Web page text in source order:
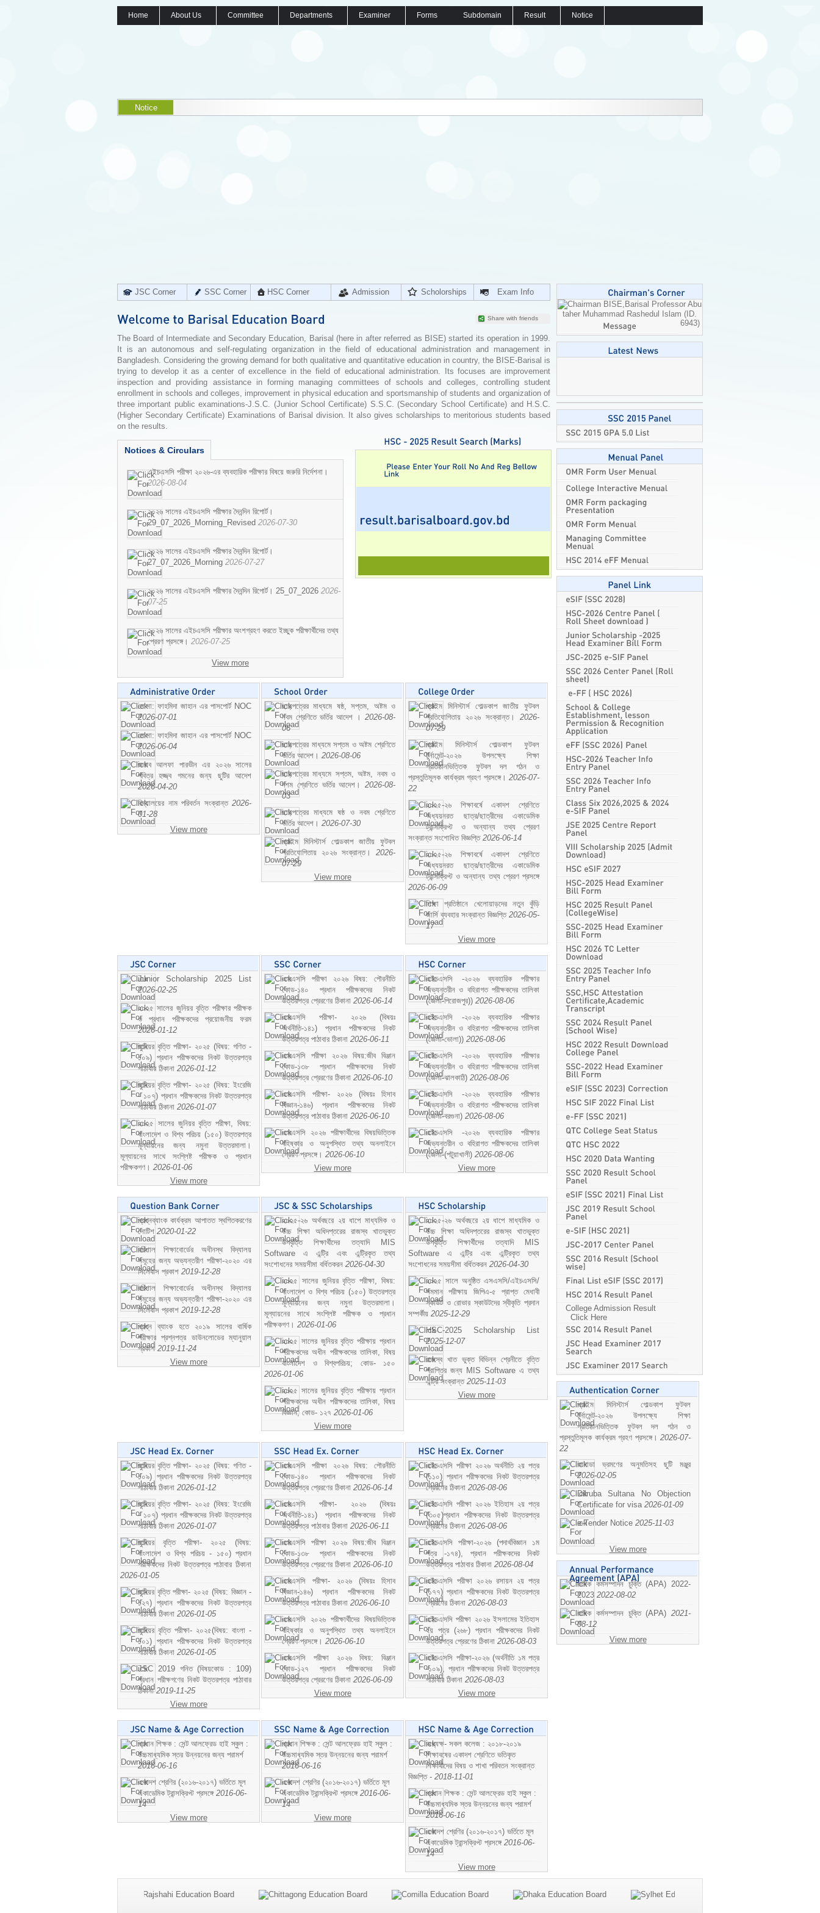
Home About Us Committee Departments Examiner Forms Subdomain Result Notice
Notice
JSC Corner SSC Corner HSC Corner Admission Scholorships Exam Info
Share with friends
The Board of Intermediate and Secondary Education, Barisal (here in after referred as BISE) started its operation in 1999.
It is an autonomous and self-regulating organization in the field of educational administration and management in
Bangladesh. Considering the growing demand for both qualitative and quantitative education in country, the BISE-Barisal is
trying to develop it as a center of excellence in the field of educational administration. Its focuses are improvement
inspection and providing assistance in forming managing committees of schools and colleges, controlling student
enrollment in schools and colleges, improvement in physical education and sportsmanship of students and organization of
three important public examinations-J.S.C. (Junior School Certificate) S.S.C. (Secondary School Certificate) and H.S.C.
(Higher Secondary Certificate) Examinations of Barisal division. It also gives scholarships to meritorious students based
on the results.
Notices & Circulars
এইচএসসি পরীক্ষা ২০২৬-এর ব্যবহারিক পরীক্ষার বিষয়ে জরুরি নির্দেশনা।
2026-08-04
২০২৬ সালের এইচএসসি পরীক্ষার দৈনন্দিন রিপোর্ট।
29_07_2026_Morning_Revised 2026-07-30
২০২৬ সালের এইচএসসি পরীক্ষার দৈনন্দিন রিপোর্ট।
27_07_2026_Morning 2026-07-27
২০২৬ সালের এইচএসসি পরীক্ষার দৈনন্দিন রিপোর্ট। 25_07_2026 2026-
07-25
২০২৬ সালের এইচএসসি পরীক্ষার অংশগ্রহণ করতে ইচ্ছুক পরীক্ষার্থীদের তথ্য
প্রেরণ প্রসঙ্গে। 2026-07-25
View more
মোসা: ফাহমিদা জাহান এর পাসপোর্ট NOC
2026-07-01
মোসা: ফাহমিদা জাহান এর পাসপোর্ট NOC
2026-06-04
জনাব আলফা পারভীন এর ২০২৬ সালের
পবিত্র হজ্জ্ব গমনের জন্য ছুটির আদেশ
2026-04-20
বিদ্যালয়ের নাম পরিবর্তন সংক্রান্ত 2026-
01-28
View more
ছাড়পত্রের মাধ্যমে ষষ্ঠ, সপ্তম, অষ্টম ও
নবম শ্রেণিতে ভর্তির আদেশ । 2026-08-
06
ছাড়পত্রের মাধ্যমে সপ্তম ও অষ্টম শ্রেণিতে
ভর্তির আদেশ। 2026-08-06
ছাড়পত্রের মাধ্যমে সপ্তম, অষ্টম, নবম ও
দশম শ্রেণিতে ভর্তির আদেশ। 2026-08-
03
ছাড়পত্রের মাধ্যমে ষষ্ঠ ও নবম শ্রেণিতে
ভর্তির আদেশ। 2026-07-30
প্রাইম মিনিস্টার্স গোল্ডকাপ জাতীয় ফুটবল
প্রতিযোগিতায় ২০২৬ সংক্রান্ত। 2026-
07-29
View more
প্রাইম মিনিস্টার্স গোল্ডকাপ জাতীয় ফুটবল
প্রতিযোগিতায় ২০২৬ সংক্রান্ত। 2026-
07-29
প্রাইম মিনিস্টার্স গোল্ডকাপ ফুটবল
টুর্নামেন্ট-২০২৬ উপলক্ষ্যে শিক্ষা
প্রতিষ্ঠানভিত্তিক ফুটবল দল গঠন ও
প্রস্তুতিমূলক কার্যক্রম গ্রহণ প্রসঙ্গে। 2026-07-
22
২০২৫-২৬ শিক্ষাবর্ষে একাদশ শ্রেণিতে
অধ্যয়নরত ছাত্র/ছাত্রীদের একাডেমিক
ট্রান্সক্রিপ্ট ও অন্যান্য তথ্য প্রেরণ
সংক্রান্ত সংশোধিত বিজ্ঞপ্তি 2026-06-14
২০২৫-২৬ শিক্ষাবর্ষে একাদশ শ্রেণিতে
অধ্যয়নরত ছাত্র/ছাত্রীদের একাডেমিক
ট্রান্সক্রিপ্ট ও অন্যান্য তথ্য প্রেরণ প্রসঙ্গে
2026-06-09
শিক্ষা প্রতিষ্ঠানে খেলোয়াড়দের নতুন কুঁড়ি
জার্সি ব্যবহার সংক্রান্ত বিজ্ঞপ্তি 2026-05-
17
View more
Junior Scholarship 2025 List
2026-02-25
২০২৫ সালের জুনিয়র বৃত্তি পরীক্ষার পরীক্ষক
ও প্রধান পরীক্ষকদের প্রয়োজনীয় ফরম
2026-01-12
জুনিয়র বৃত্তি পরীক্ষা- ২০২৫ (বিষয়: গণিত -
১০৯) প্রধান পরীক্ষকদের নিকট উত্তরপত্র
পাঠাবার ঠিকানা 2026-01-12
জুনিয়র বৃত্তি পরীক্ষা- ২০২৫ (বিষয়: ইংরেজি
- ১০৭) প্রধান পরীক্ষকদের নিকট উত্তরপত্র
পাঠাবার ঠিকানা 2026-01-07
২০২৫ সালের জুনিয়র বৃত্তি পরীক্ষা, বিষয়:
বাংলাদেশ ও বিশ্ব পরিচয় (১৫০) উত্তরপত্র
মূল্যায়নের জন্য নমুনা উত্তরমালা।
মূল্যায়নের সাথে সংশ্লিষ্ট পরীক্ষক ও প্রধান
পরীক্ষকগণ। 2026-01-06
View more
এসএসসি পরীক্ষা ২০২৬ বিষয়: পৌরনীতি
কোড-১৪০ প্রধান পরীক্ষকদের নিকট
উত্তরপত্র প্রেরণের ঠিকানা 2026-06-14
এসএসসি পরীক্ষা- ২০২৬ (বিষয়ঃ
অর্থনীতি-১৪১) প্রধান পরীক্ষকদের নিকট
উত্তরপত্র পাঠাবার ঠিকানা 2026-06-11
এসএসসি পরীক্ষা ২০২৬ বিষয়:জীব বিঞ্জান
কোড-১৩৮ প্রধান পরীক্ষকদের নিকট
উত্তরপত্র প্রেরণের ঠিকানা 2026-06-10
এসএসসি পরীক্ষা- ২০২৬ (বিষয়ঃ হিসাব
বিজ্ঞান-১৪৬) প্রধান পরীক্ষকদের নিকট
উত্তরপত্র পাঠাবার ঠিকানা 2026-06-10
এসএসসি ২০২৬ পরীক্ষার্থীদের বিষয়ভিত্তিক
বহিষ্কার ও অনুপস্থিত তথ্য অনলাইনে
প্রেরণ প্রসঙ্গে। 2026-06-10
View more
এইচএসসি -২০২৬ ব্যবহারিক পরীক্ষার
অভ্যন্তরীন ও বহিরাগত পরীক্ষকদের তালিকা
(জেলা-পিরোজপুর)) 2026-08-06
এইচএসসি -২০২৬ ব্যবহারিক পরীক্ষার
অভ্যন্তরীন ও বহিরাগত পরীক্ষকদের তালিকা
(জেলা-ভোলা)) 2026-08-06
এইচএসসি -২০২৬ ব্যবহারিক পরীক্ষার
অভ্যন্তরীন ও বহিরাগত পরীক্ষকদের তালিকা
(জেলা-ঝালকাঠি) 2026-08-06
এইচএসসি -২০২৬ ব্যবহারিক পরীক্ষার
অভ্যন্তরীন ও বহিরাগত পরীক্ষকদের তালিকা
(জেলা-বরগুনা) 2026-08-06
এইচএসসি -২০২৬ ব্যবহারিক পরীক্ষার
অভ্যন্তরীন ও বহিরাগত পরীক্ষকদের তালিকা
(জেলা-(পটুয়াখালী) 2026-08-06
View more
প্রশ্নব্যাংক কার্যক্রম আপাতত স্থগিতকরণের
নোটিশ 2020-01-22
বরিশাল শিক্ষাবোর্ডের অধীনস্থ বিদ্যালয়
সমূহের জন্য অভ্যন্তরীণ পরীক্ষা-২০২০ এর
সিলেবাস প্রকাশ 2019-12-28
বরিশাল শিক্ষাবোর্ডের অধীনস্থ বিদ্যালয়
সমূহের জন্য অভ্যন্তরীণ পরীক্ষা-২০২০ এর
সিলেবাস প্রকাশ 2019-12-28
প্রশ্ন ব্যাংক হতে ২০১৯ সালের বার্ষিক
পরীক্ষার প্রশ্নপত্র ডাউনলোডের ম্যানুয়াল
প্রকাশ 2019-11-24
View more
২০২৫-২৬ অর্থবছরে ২য় ধাপে মাধ্যমিক ও
উচ্চ শিক্ষা অধিদপ্তরের রাজস্ব খাতভুক্ত
উপবৃত্তি শিক্ষার্থীদের তত্যাদি MIS
Software এ এন্ট্রি এবং এন্ট্রিকৃত তথ্য
সংশোধনের সময়সীমা বর্ধিতকরন 2026-04-30
২০২৫ সালের জুনিয়র বৃত্তি পরীক্ষা, বিষয়:
বাংলাদেশ ও বিশ্ব পরিচয় (১৫০) উত্তরপত্র
মূল্যায়নের জন্য নমুনা উত্তরমালা।
মূল্যায়নের সাথে সংশ্লিষ্ট পরীক্ষক ও প্রধান
পরীক্ষকগণ। 2026-01-06
২০২৫ সালের জুনিয়র বৃত্তি পরীক্ষায় প্রধান
পরীক্ষকদের অধীন পরীক্ষকদের তালিকা, বিষয়
বাংলাদেশ ও বিশ্বপরিচয়; কোড- ১৫০
2026-01-06
২০২৫ সালের জুনিয়র বৃত্তি পরীক্ষায় প্রধান
পরীক্ষকদের অধীন পরীক্ষকদের তালিকা, বিষয়
বিজ্ঞান; কোড- ১২৭ 2026-01-06
View more
২০২৫-২৬ অর্থবছরে ২য় ধাপে মাধ্যমিক ও
উচ্চ শিক্ষা অধিদপ্তরের রাজস্ব খাতভুক্ত
উপবৃত্তি শিক্ষার্থীদের তত্যাদি MIS
Software এ এন্ট্রি এবং এন্ট্রিকৃত তথ্য
সংশোধনের সময়সীমা বর্ধিতকরন 2026-04-30
২০২৫ সালে অনুষ্ঠিত এসএসসি/এইচএসসি/
সমমান পরীক্ষায় জিপিএ-৫ প্রাপ্ত মেধাবী
স্কাউট ও রোভার স্কাউটদের স্বীকৃতি প্রদান
সম্পর্কীয় 2025-12-29
HSC-2025 Scholarship List
2025-12-07
রাজস্ব খাত ভুক্ত বিভিন্ন শ্রেনীতে বৃত্তি
প্রাপ্তির জন্য MIS Software এ তথ্য
এন্ট্রি সংক্রান্ত 2025-11-03
View more
জুনিয়র বৃত্তি পরীক্ষা- ২০২৫ (বিষয়: গণিত -
১০৯) প্রধান পরীক্ষকদের নিকট উত্তরপত্র
পাঠাবার ঠিকানা 2026-01-12
জুনিয়র বৃত্তি পরীক্ষা- ২০২৫ (বিষয়: ইংরেজি
- ১০৭) প্রধান পরীক্ষকদের নিকট উত্তরপত্র
পাঠাবার ঠিকানা 2026-01-07
জুনিয়র বৃত্তি পরীক্ষা- ২০২৫ (বিষয়:
বাংলাদেশ ও বিশ্ব পরিচয় - ১৫০) প্রধান
পরীক্ষকদের নিকট উত্তরপত্র পাঠাবার ঠিকানা
2026-01-05
জুনিয়র বৃত্তি পরীক্ষা- ২০২৫ (বিষয়: বিজ্ঞান -
১২৭) প্রধান পরীক্ষকদের নিকট উত্তরপত্র
পাঠাবার ঠিকানা 2026-01-05
জুনিয়র বৃত্তি পরীক্ষা- ২০২৫(বিষয়: বাংলা -
১০১) প্রধান পরীক্ষকদের নিকট উত্তরপত্র
পাঠাবার ঠিকানা 2026-01-05
JSC 2019 গনিত (বিষয়কোড : 109)
প্রধান পরীক্ষগণের নিকট উত্তরপত্র পাঠাবার
ঠিকানা2019-11-25
View more
এসএসসি পরীক্ষা ২০২৬ বিষয়: পৌরনীতি
কোড-১৪০ প্রধান পরীক্ষকদের নিকট
উত্তরপত্র প্রেরণের ঠিকানা 2026-06-14
এসএসসি পরীক্ষা- ২০২৬ (বিষয়ঃ
অর্থনীতি-১৪১) প্রধান পরীক্ষকদের নিকট
উত্তরপত্র পাঠাবার ঠিকানা 2026-06-11
এসএসসি পরীক্ষা ২০২৬ বিষয়:জীব বিঞ্জান
কোড-১৩৮ প্রধান পরীক্ষকদের নিকট
উত্তরপত্র প্রেরণের ঠিকানা 2026-06-10
এসএসসি পরীক্ষা- ২০২৬ (বিষয়ঃ হিসাব
বিজ্ঞান-১৪৬) প্রধান পরীক্ষকদের নিকট
উত্তরপত্র পাঠাবার ঠিকানা 2026-06-10
এসএসসি ২০২৬ পরীক্ষার্থীদের বিষয়ভিত্তিক
বহিষ্কার ও অনুপস্থিত তথ্য অনলাইনে
প্রেরণ প্রসঙ্গে। 2026-06-10
এসএসসি পরীক্ষা ২০২৬ বিষয়: বিঞ্জান
কোড-১২৭ প্রধান পরীক্ষকদের নিকট
উত্তরপত্র প্রেরণের ঠিকানা 2026-06-09
View more
এইচএসসি পরীক্ষা ২০২৬ অর্থনীতি ২য় পত্র
(১১০) প্রধান পরীক্ষকদের নিকট উত্তরপত্র
প্রেরণের ঠিকানা 2026-08-06
এইচএসসি পরীক্ষা ২০২৬ ইতিহাস ২য় পত্র
(৩০৫)প্রধান পরীক্ষকদের নিকট উত্তরপত্র
প্রেরণের ঠিকানা 2026-08-06
এইচএসসি পরীক্ষা-২০২৬ (পদার্থবিজ্ঞান ১ম
পত্র -১৭৪), প্রধান পরীক্ষকদের নিকট
উত্তরপত্র পাঠাবার ঠিকানা 2026-08-04
এইচএসসি পরীক্ষা ২০২৬ রসায়ন ২য় পত্র
(১৭৭) প্রধান পরীক্ষকদের নিকট উত্তরপত্র
প্রেরণের ঠিকানা 2026-08-03
এইচএসসি পরীক্ষা ২০২৬ ইসলামের ইতিহাস
২য় পত্র (২৬৮) প্রধান পরীক্ষকদের নিকট
উত্তরপত্র প্রেরণের ঠিকানা 2026-08-03
এইচএসসি পরীক্ষা-২০২৬ (অর্থনীতি ১ম পত্র
-১০৯), প্রধান পরীক্ষকদের নিকট উত্তরপত্র
পাঠাবার ঠিকানা 2026-08-03
View more
প্রধান শিক্ষক : সেন্ট আলফ্রেড হাই স্কুল :
উচ্চমাধ্যমিক স্তর উন্নয়নের জন্য পরামর্শ
2016-06-16
একাদশ শ্রেণির (২০১৬-২০১৭) ভর্তিতে মূল
একাডেমিক ট্রান্সক্রিপ্ট প্রসঙ্গে 2016-06-
14
View more
প্রধান শিক্ষক : সেন্ট আলফ্রেড হাই স্কুল :
উচ্চমাধ্যমিক স্তর উন্নয়নের জন্য পরামর্শ
2016-06-16
একাদশ শ্রেণির (২০১৬-২০১৭) ভর্তিতে মূল
একাডেমিক ট্রান্সক্রিপ্ট প্রসঙ্গে 2016-06-
14
View more
অধ্যক্ষ- সকল কলেজ : ২০১৮-২০১৯
শিক্ষাবষের একাদশ শ্রেণিতে ভতিকৃত
শিক্ষাথীদের বিষয় ও শাখা পরিবতন সংক্রান্ত
বিজ্ঞপ্তি - 2018-11-01
প্রধান শিক্ষক : সেন্ট আলফ্রেড হাই স্কুল :
উচ্চমাধ্যমিক স্তর উন্নয়নের জন্য পরামর্শ
2016-06-16
একাদশ শ্রেণির (২০১৬-২০১৭) ভর্তিতে মূল
একাডেমিক ট্রান্সক্রিপ্ট প্রসঙ্গে 2016-06-
14
View more
Professor Abu
taher Muhammad Rashedul Islam (ID.
6943)
04
College Admission Result
Click Here
প্রাইম মিনিস্টার্স গোল্ডকাপ ফুটবল
টুর্নামেন্ট-২০২৬ উপলক্ষ্যে শিক্ষা
প্রতিষ্ঠানভিত্তিক ফুটবল দল গঠন ও
প্রস্তুতিমূলক কার্যক্রম গ্রহণ প্রসঙ্গে। 2026-07-
22
কানাডা ভ্রমণের অনুমতিসহ ছুটি মঞ্জুর
2026-02-05
Dilruba Sultana No Objection
Certificate for visa 2026-01-09
e-Tender Notice 2025-11-03
View more
বাষিক কর্মসম্পাদন চুক্তি (APA) 2022-
2023 2022-08-02
বাষিক কর্মসম্পাদন চুক্তি (APA) 2021-
08-12
View more